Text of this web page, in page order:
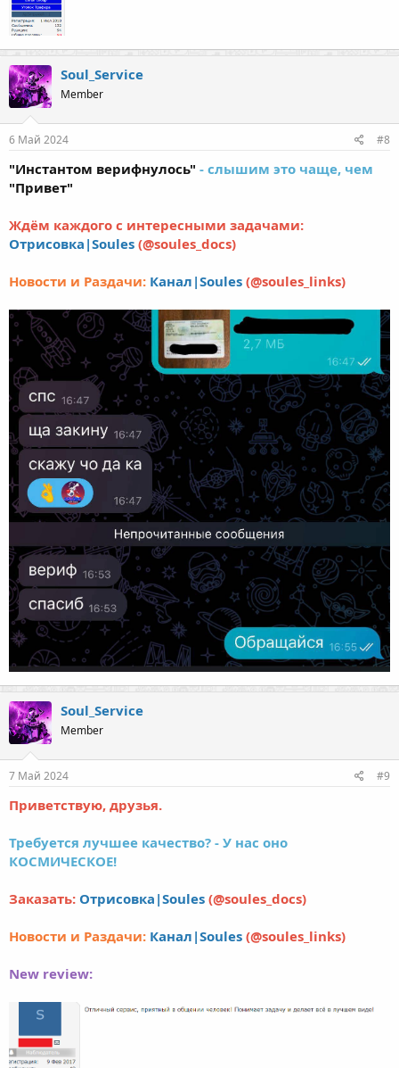
Soul_Service
Member
6 Май 2024 #8
"Инстантом верифнулось" - слышим это чаще, чем
"Привет"
Ждём каждого с интересными задачами:
Отрисовка|Soules (@soules_docs)
Новости и Раздачи: Канал|Soules (@soules_links)
Soul_Service
Member
7 Май 2024 #9
Приветствую, друзья.
Требуется лучшее качество? - У нас оно
КОСМИЧЕСКОЕ!
Заказать: Отрисовка|Soules (@soules_docs)
Новости и Раздачи: Канал|Soules (@soules_links)
New review: